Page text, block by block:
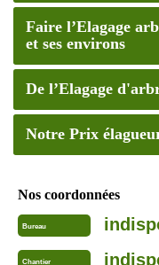
Faire l’Elagage
et ses environs
De l’Elagage
Notre Prix
Nos coordonnées
Bureau
Chantier